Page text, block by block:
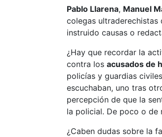
Pablo Llarena, Manuel
colegas ultraderechistas
instruido causas o
¿Hay que recordar la
contra los acusados de
policías y guardias
escuchaban, uno tras
percepción de que la
la policial. De poco o de
¿Caben dudas sobre la